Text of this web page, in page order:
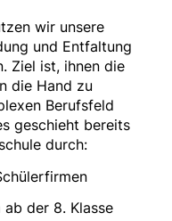
wir unsere
und Entfaltung
Ziel ist, ihnen die
die Hand zu
Berufsfeld
geschieht bereits
durch:
der 8. Klasse